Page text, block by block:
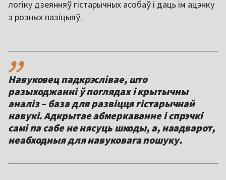
логіку дзеянняў гістарычных асобаў і даць ім ацэнку
з розных пазіцыяў.
,,
Навуковец падкрэслівае, што
разыходжанні ў поглядах і крытычны
аналіз – база для развіцця гістарычнай
навукі. Адкрытае абмеркаванне і спрэчкі
самі па сабе не нясуць шкоды, а, наадварот,
неабходныя для навуковага пошуку.